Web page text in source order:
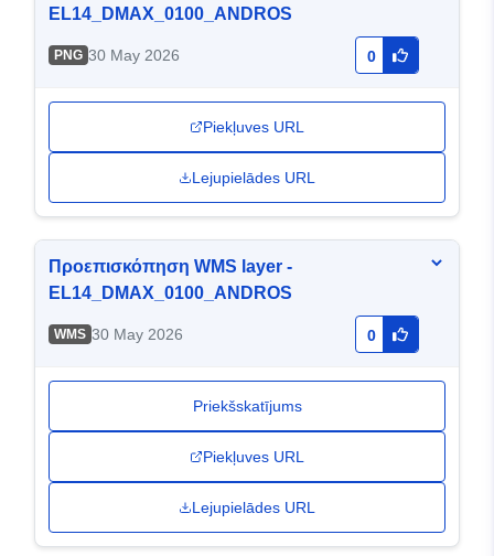
EL14_DMAX_0100_ANDROS
PNG 30 May 2026 0
Piekļuves URL
Lejupielādes URL
Προεπισκόπηση WMS layer -
EL14_DMAX_0100_ANDROS
WMS 30 May 2026 0
Priekšskatījums
Piekļuves URL
Lejupielādes URL